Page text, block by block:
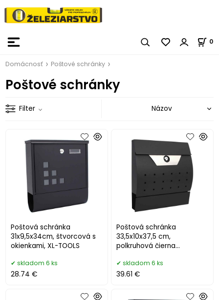
0
Domácnosť Poštové schránky
Poštové schránky
Filter
Poštová schránka
31x9,5x34cm, štvorcová s
okienkami, XL-TOOLS
skladom 6 ks
28.74 €
Poštová schránka
33,5x10x37,5 cm,
polkruhová čierna
skladom 6 ks
39.61 €